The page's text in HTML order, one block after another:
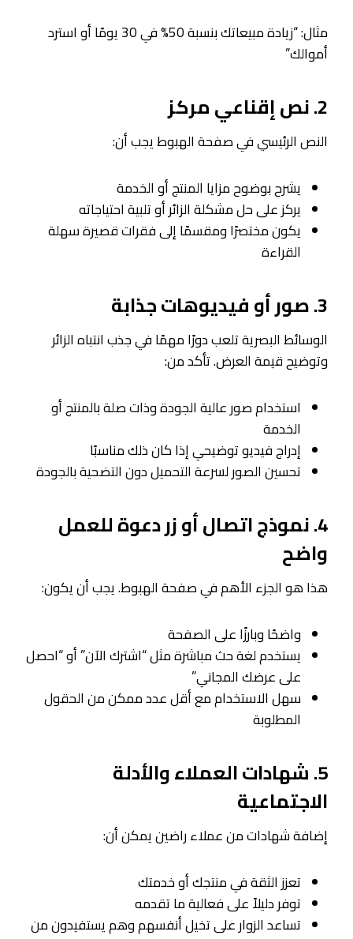
مثال: “زيادة مبيعاتك بنسبة 50% في 30 يومًا أو استرد
أموالك”
2. نص إقناعي مركز
النص الرئيسي في صفحة الهبوط يجب أن:
يشرح بوضوح مزايا المنتج أو الخدمة
يركز على حل مشكلة الزائر أو تلبية احتياجاته
يكون مختصرًا ومقسمًا إلى فقرات قصيرة سهلة
القراءة
3. صور أو فيديوهات جذابة
الوسائط البصرية تلعب دورًا مهمًا في جذب انتباه الزائر
وتوضيح قيمة العرض. تأكد من:
استخدام صور عالية الجودة وذات صلة بالمنتج أو
الخدمة
إدراج فيديو توضيحي إذا كان ذلك مناسبًا
تحسين الصور لسرعة التحميل دون التضحية بالجودة
4. نموذج اتصال أو زر دعوة للعمل
واضح
هذا هو الجزء الأهم في صفحة الهبوط. يجب أن يكون:
واضحًا وبارزًا على الصفحة
يستخدم لغة حث مباشرة مثل “اشترك الآن” أو “احصل
على عرضك المجاني”
سهل الاستخدام مع أقل عدد ممكن من الحقول
المطلوبة
5. شهادات العملاء والأدلة
الاجتماعية
إضافة شهادات من عملاء راضين يمكن أن:
تعزز الثقة في منتجك أو خدمتك
توفر دليلاً على فعالية ما تقدمه
تساعد الزوار على تخيل أنفسهم وهم يستفيدون من